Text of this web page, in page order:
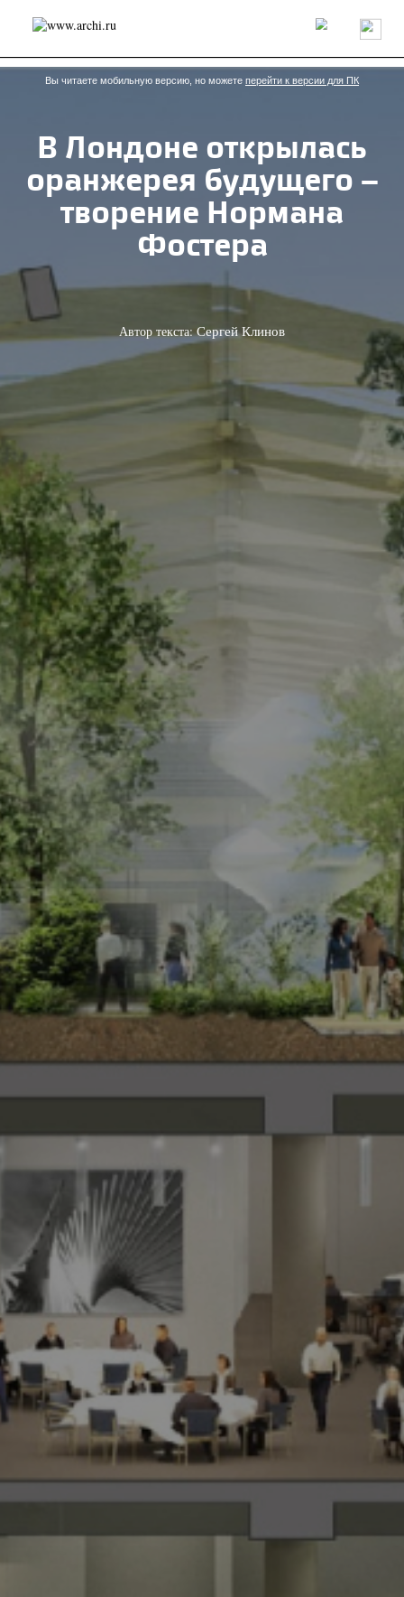
Россия Мир Технологии Интерьер Пресса
Архитекторы
Проекты
Конкурсы События Книги Вакансии
send.project Анонсы конкурсов
Блог
Интервью Исследование
Обзор
Объект
Результаты конкурса
Репортаж
Рецензия Архитектура
Выставка
Иностранцы в России
Наследие Образование
Эко
Вы читаете мобильную версию, но можете перейти к версии для ПК
В Лондоне открылась
оранжерея будущего –
творение Нормана
Фостера
Автор текста: Сергей Клинов